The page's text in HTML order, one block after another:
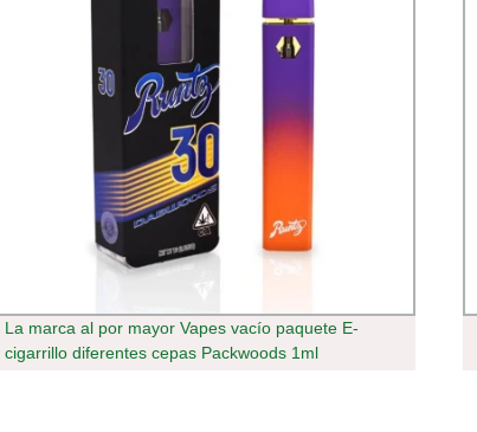
La marca al por mayor Vapes vacío paquete E-
cigarrillo diferentes cepas Packwoods 1ml